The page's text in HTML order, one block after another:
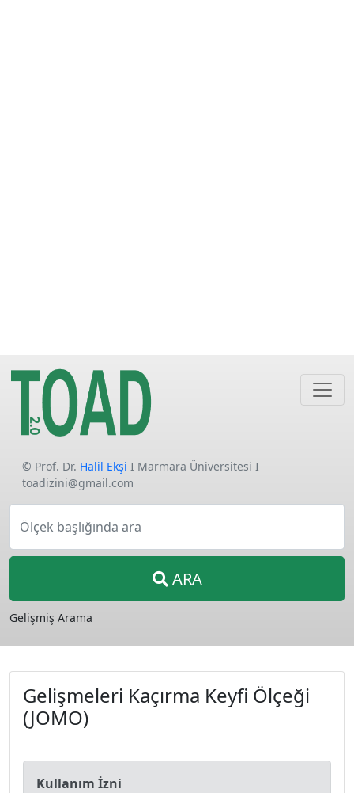
© Prof. Dr. Halil Ekşi I Marmara Üniversitesi I
toadizini@gmail.com
Ölçek başlığında ara
ARA
Gelişmiş Arama
Gelişmeleri Kaçırma Keyfi Ölçeği
(JOMO)
Kullanım İzni